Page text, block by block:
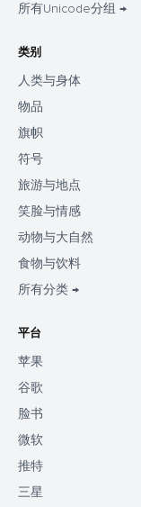
所有Unicode分组 →
类别
人类与身体
物品
旗帜
符号
旅游与地点
笑脸与情感
动物与大自然
食物与饮料
所有分类 →
平台
苹果
谷歌
脸书
微软
推特
三星